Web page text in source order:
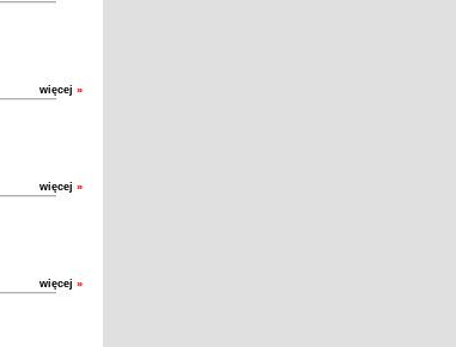
więcej »
więcej »
więcej »